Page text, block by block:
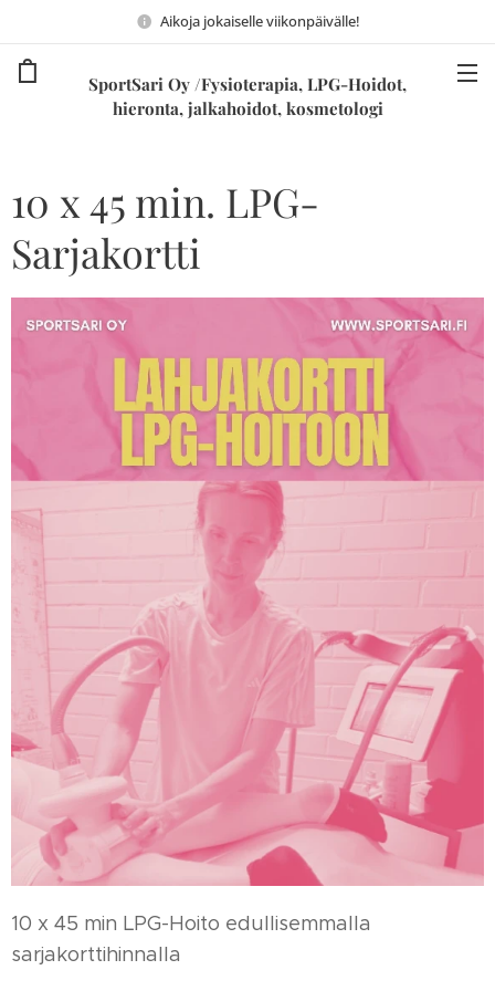
Aikoja jokaiselle viikonpäivälle!
SportSari Oy /Fysioterapia, LPG-Hoidot,
hieronta, jalkahoidot, kosmetologi
10 x 45 min. LPG-
Sarjakortti
10 x 45 min LPG-Hoito edullisemmalla
sarjakorttihinnalla